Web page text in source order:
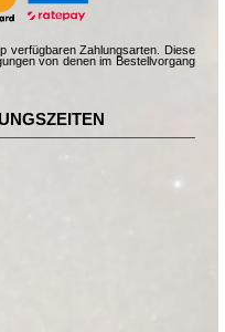
verfügbaren Zahlungsarten. Diese
von denen im Bestellvorgang